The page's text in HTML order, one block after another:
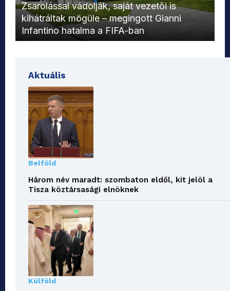
Zsarolással vádolják, saját vezetői is
kihátráltak mögüle – megingott Gianni
Infantino hatalma a FIFA-ban
Aktuális
Belföld
Három név maradt: szombaton eldől, kit jelöl a
Tisza köztársasági elnöknek
Külföld